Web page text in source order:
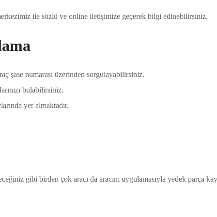
ile sözlü ve online iletişimize geçerek bilgi edinebilirsiniz.
şase numarası üzerinden sorgulayabilirsiniz.
bulabilirsiniz.
yer almaktadır.
gibi birden çok aracı da aracım uygulamasıyla yedek parça